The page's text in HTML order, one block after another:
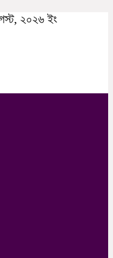
২০২৬ ইং